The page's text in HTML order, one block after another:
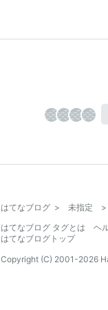
はてなブログ > 未指定 >
はてなブログ タグとは
ヘ
はてなブログトップ
Copyright (C) 2001-2026